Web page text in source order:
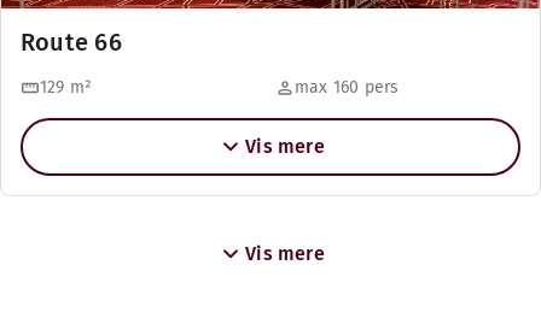
Route 66
129 m² max 160 pers
Vis mere
Vis mere